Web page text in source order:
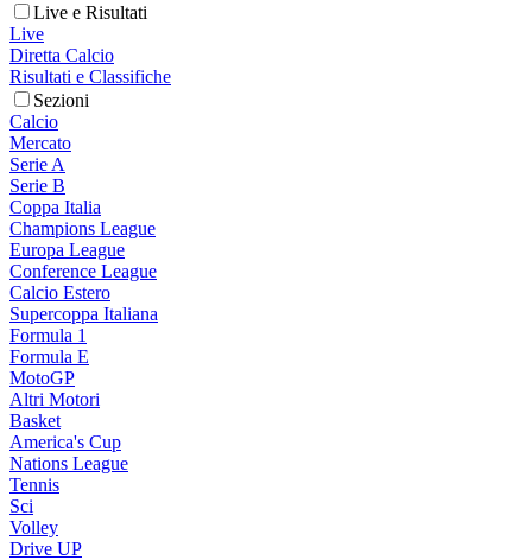
Live e Risultati
Live
Diretta Calcio
Risultati e Classifiche
Sezioni
Calcio
Mercato
Serie A
Serie B
Coppa Italia
Champions League
Europa League
Conference League
Calcio Estero
Supercoppa Italiana
Formula 1
Formula E
MotoGP
Altri Motori
Basket
America's Cup
Nations League
Tennis
Sci
Volley
Drive UP